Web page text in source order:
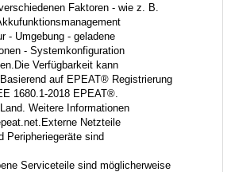
Faktoren - wie z. B.
- Umgebung - geladene
- Systemkonfiguration
Verfügbarkeit kann
auf EPEAT® Registrierung
1680.1-2018 EPEAT®.
Weitere Informationen
Netzteile
Peripheriegeräte sind
Serviceteile sind möglicherweise